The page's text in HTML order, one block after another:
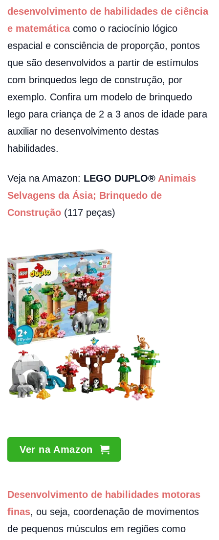
desenvolvimento de habilidades de ciência
e matemática como o raciocínio lógico
espacial e consciência de proporção, pontos
que são desenvolvidos a partir de estímulos
com brinquedos lego de construção, por
exemplo. Confira um modelo de brinquedo
lego para criança de 2 a 3 anos de idade para
auxiliar no desenvolvimento destas
habilidades.
Veja na Amazon: LEGO DUPLO® Animais
Selvagens da Ásia; Brinquedo de
Construção (117 peças)
Ver na Amazon
Desenvolvimento de habilidades motoras
finas, ou seja, coordenação de movimentos
de pequenos músculos em regiões como